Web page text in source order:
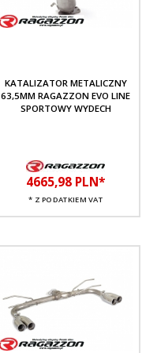
KATALIZATOR METALICZNY
63,5MM RAGAZZON EVO LINE
SPORTOWY WYDECH
4665,98 PLN*
* Z PODATKIEM VAT